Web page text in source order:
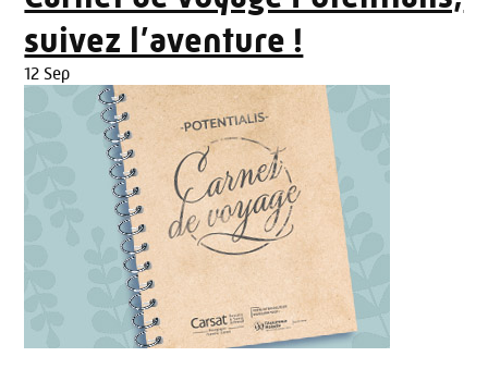
suivez l’aventure !
12 Sep